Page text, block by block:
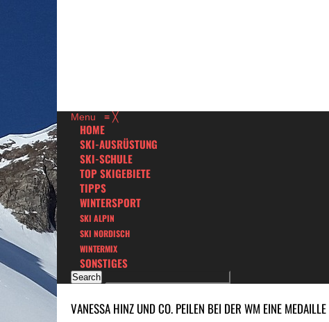
Menu ≡ ╳
HOME
SKI-AUSRÜSTUNG
SKI-SCHULE
TOP SKIGEBIETE
TIPPS
WINTERSPORT
SKI ALPIN
SKI NORDISCH
WINTERMIX
SONSTIGES
VANESSA HINZ UND CO. PEILEN BEI DER WM EINE